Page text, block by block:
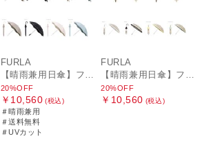
FURLA
【晴雨兼用日傘】フルラ (FURLA) ジッパー刺繍
20%OFF
￥10,560 (税込)
＃晴雨兼用
＃送料無料
＃UVカット
FURLA
【晴雨兼用日傘】フルラ (FURLA) 切り継ぎグログラン 一級遮光99.99％ 遮熱 UV 晴雨兼用 送料無料 可愛い
20%OFF
￥10,560 (税込)